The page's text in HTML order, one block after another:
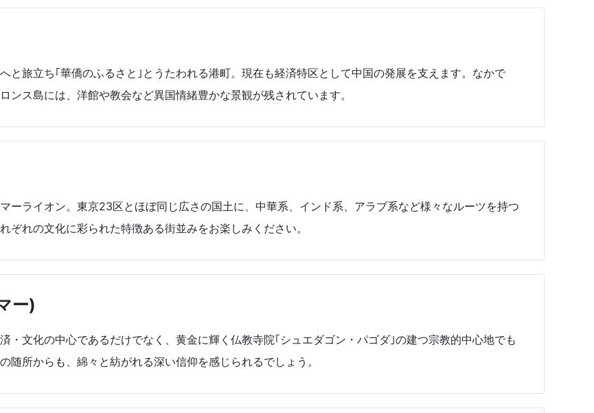
と旅立ち｢華僑のふるさと｣とうたわれる港町。現在も経済特区として中国の発展を支えます。なかで
ンス島には、洋館や教会など異国情緒豊かな景観が残されています。
ーライオン。東京23区とほぼ同じ広さの国土に、中華系、インド系、アラブ系など様々なルーツを持つ
ぞれの文化に彩られた特徴ある街並みをお楽しみください。
ー)
・文化の中心であるだけでなく、黄金に輝く仏教寺院｢シュエダゴン・パゴダ｣の建つ宗教的中心地でも
随所からも、綿々と紡がれる深い信仰を感じられるでしょう。